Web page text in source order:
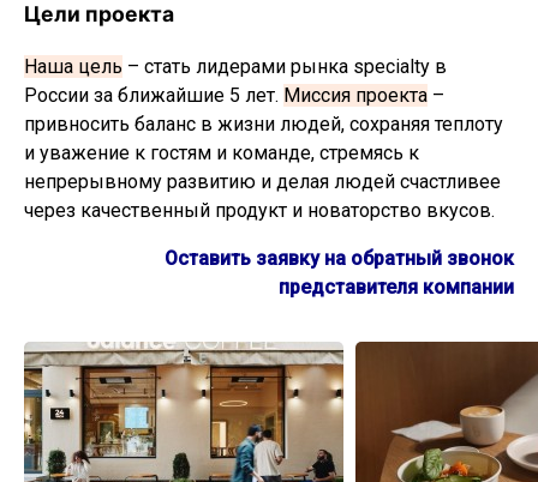
Цели проекта
Наша цель – стать лидерами рынка specialty в
России за ближайшие 5 лет. Миссия проекта –
привносить баланс в жизни людей, сохраняя теплоту
и уважение к гостям и команде, стремясь к
непрерывному развитию и делая людей счастливее
через качественный продукт и новаторство вкусов.
Оставить заявку на обратный звонок
представителя компании